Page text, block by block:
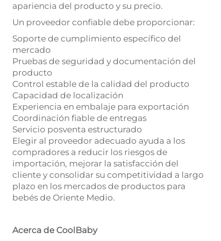
apariencia del producto y su precio.
Un proveedor confiable debe proporcionar:
Soporte de cumplimiento específico del
mercado
Pruebas de seguridad y documentación del
producto
Control estable de la calidad del producto
Capacidad de localización
Experiencia en embalaje para exportación
Coordinación fiable de entregas
Servicio posventa estructurado
Elegir al proveedor adecuado ayuda a los
compradores a reducir los riesgos de
importación, mejorar la satisfacción del
cliente y consolidar su competitividad a largo
plazo en los mercados de productos para
bebés de Oriente Medio.
Acerca de CoolBaby